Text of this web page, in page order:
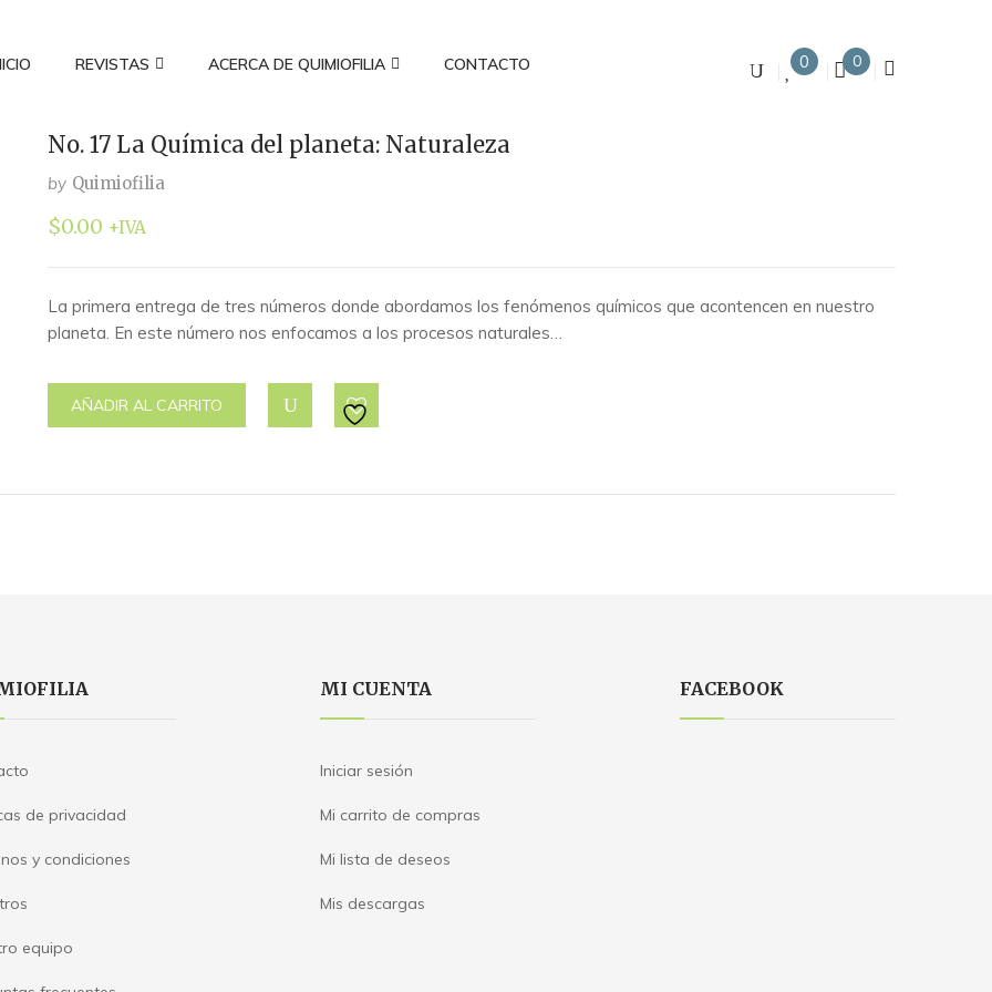
REVISTAS ACERCA DE QUIMIOFILIA CONTACTO 0 0
No. 17 La Química del planeta: Naturaleza
by Quimiofilia
$0.00 +IVA
La primera entrega de tres números donde abordamos los fenómenos químicos que acontencen en nuestro
planeta. En este número nos enfocamos a los procesos naturales…
AÑADIR AL CARRITO
de privacidad
y condiciones
equipo
MI CUENTA
Iniciar sesión
Mi carrito de compras
Mi lista de deseos
Mis descargas
FACEBOOK